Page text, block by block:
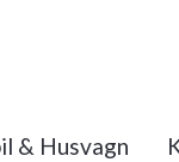
& Husvagn